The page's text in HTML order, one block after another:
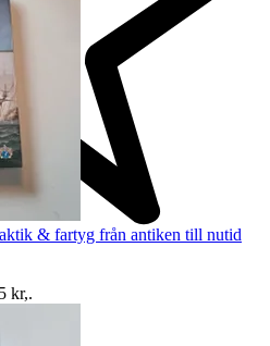
& fartyg från antiken till nutid
kr,.